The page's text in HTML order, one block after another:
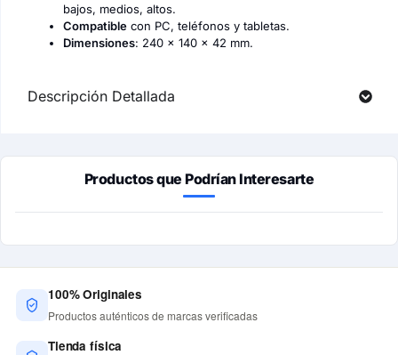
bajos, medios, altos.
Compatible con PC, teléfonos y tabletas.
Dimensiones: 240 x 140 x 42 mm.
Descripción Detallada
Productos que Podrían Interesarte
100% Originales
Productos auténticos de marcas verificadas
Tienda física